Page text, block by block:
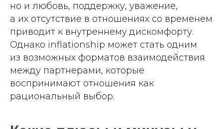
но и любовь, поддержку, уважение,
а их отсутствие в отношениях со временем
приводит к внутреннему дискомфорту.
Однако inflationship может стать одним
из возможных форматов взаимодействия
между партнерами, которые
воспринимают отношения как
рациональный выбор.